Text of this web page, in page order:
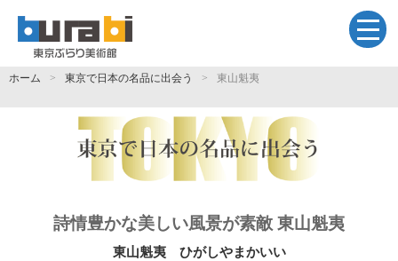
ホーム 東京で日本の名品に出会う 東山魁夷
詩情豊かな美しい風景が素敵 東山魁夷
東山魁夷 ひがしやまかいい